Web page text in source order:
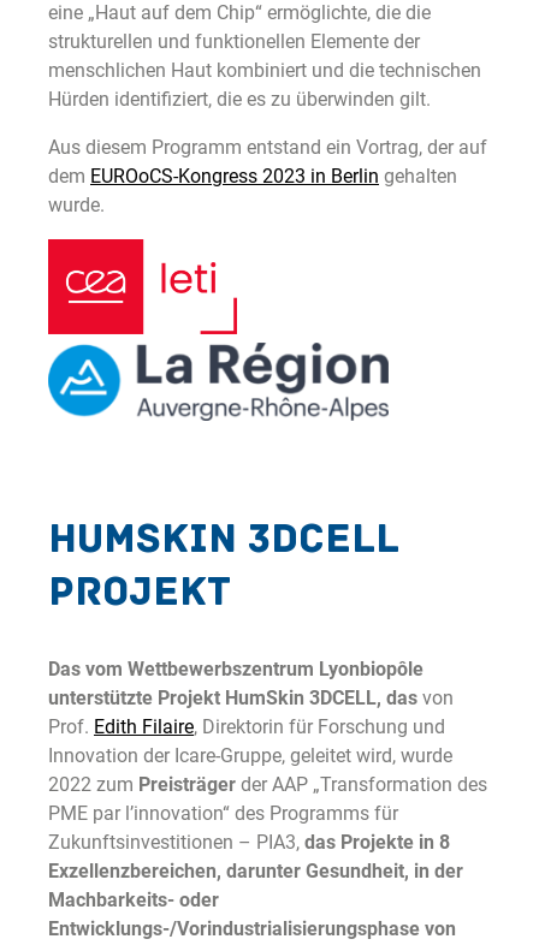
eine „Haut auf dem Chip“ ermöglichte, die die
strukturellen und funktionellen Elemente der
menschlichen Haut kombiniert und die technischen
Hürden identifiziert, die es zu überwinden gilt.
Aus diesem Programm entstand ein Vortrag, der auf
dem EUROoCS-Kongress 2023 in Berlin gehalten
wurde.
HumSkin 3DCELL
Projekt
Das vom Wettbewerbszentrum Lyonbiopôle
unterstützte Projekt HumSkin 3DCELL, das von
Prof. Edith Filaire, Direktorin für Forschung und
Innovation der Icare-Gruppe, geleitet wird, wurde
2022 zum Preisträger der AAP „Transformation des
PME par l’innovation“ des Programms für
Zukunftsinvestitionen – PIA3, das Projekte in 8
Exzellenzbereichen, darunter Gesundheit, in der
Machbarkeits- oder
Entwicklungs-/Vorindustrialisierungsphase von